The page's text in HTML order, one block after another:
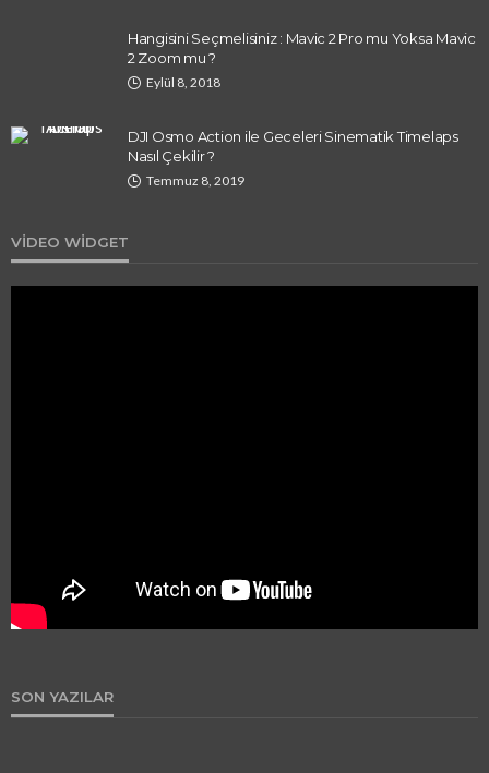
Hangisini Seçmelisiniz : Mavic 2 Pro mu Yoksa Mavic
2 Zoom mu ?
Eylül 8, 2018
DJI Osmo Action ile Geceleri Sinematik Timelaps
Nasıl Çekilir ?
Temmuz 8, 2019
VIDEO WIDGET
SON YAZILAR